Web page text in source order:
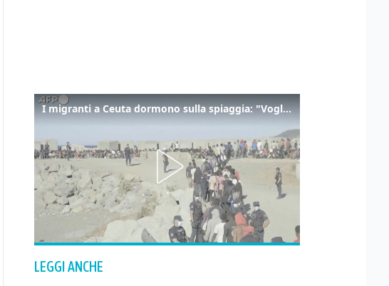
I migranti a Ceuta dormono sulla spiaggia: "Vogliamo entrare in Europa"
LEGGI ANCHE